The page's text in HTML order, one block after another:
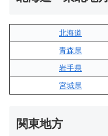
北海道
青森県
岩手県
宮城県
関東地方